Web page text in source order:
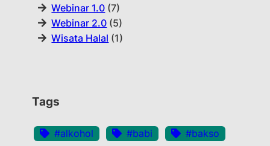
Webinar 1.0 (7)
Webinar 2.0 (5)
Wisata Halal (1)
Tags
#alkohol #babi
#bakso